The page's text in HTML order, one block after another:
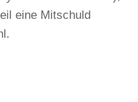
eine Mitschuld